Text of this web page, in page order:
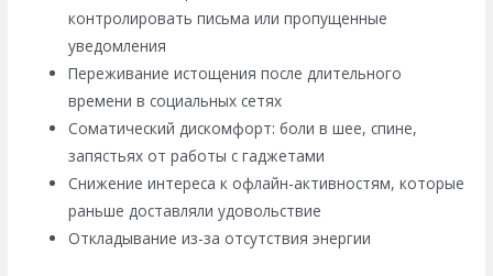
контролировать письма или пропущенные
уведомления
Переживание истощения после длительного
времени в социальных сетях
Соматический дискомфорт: боли в шее, спине,
запястьях от работы с гаджетами
Снижение интереса к офлайн-активностям, которые
раньше доставляли удовольствие
Откладывание из-за отсутствия энергии